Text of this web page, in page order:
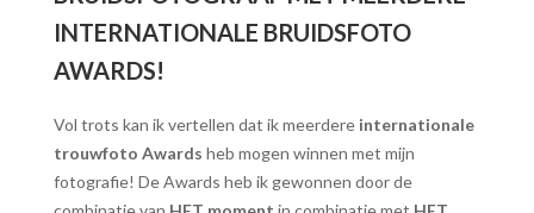
INTERNATIONALE BRUIDSFOTO
AWARDS!
Vol trots kan ik vertellen dat ik meerdere internationale
trouwfoto Awards heb mogen winnen met mijn
fotografie! De Awards heb ik gewonnen door de